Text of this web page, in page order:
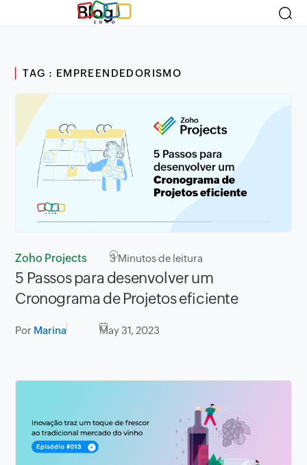
Blog
TAG : EMPREENDEDORISMO
Zoho Projects 3Minutos de leitura
5 Passos para desenvolver um
Cronograma de Projetos eficiente
Por Marina May 31, 2023